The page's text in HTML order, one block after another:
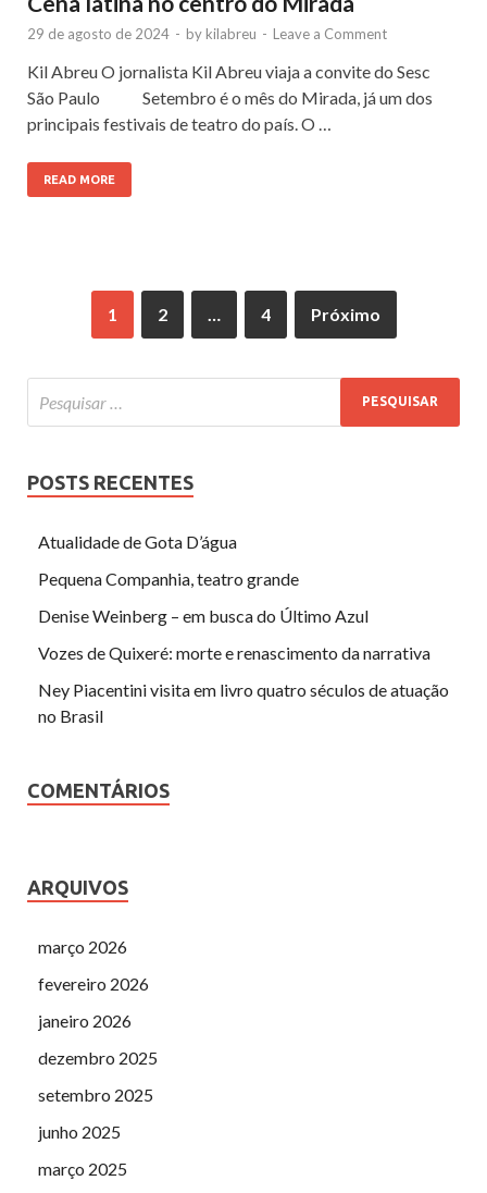
29 de agosto de 2024 - by kilabreu - Leave a Comment
Kil Abreu O jornalista Kil Abreu viaja a convite do Sesc
São Paulo Setembro é o mês do Mirada, já um dos
principais festivais de teatro do país. O …
READ MORE
1 2 4 Próximo
POSTS RECENTES
Atualidade de Gota D’água
Pequena Companhia, teatro grande
Denise Weinberg – em busca do Último Azul
Vozes de Quixeré: morte e renascimento da narrativa
Ney Piacentini visita em livro quatro séculos de atuação
no Brasil
COMENTÁRIOS
ARQUIVOS
março 2026
fevereiro 2026
janeiro 2026
dezembro 2025
setembro 2025
junho 2025
março 2025